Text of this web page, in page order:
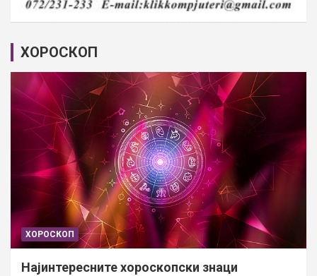
ХОРОСКОП
ХОРОСКОП
Најинтересните хороскопски знаци